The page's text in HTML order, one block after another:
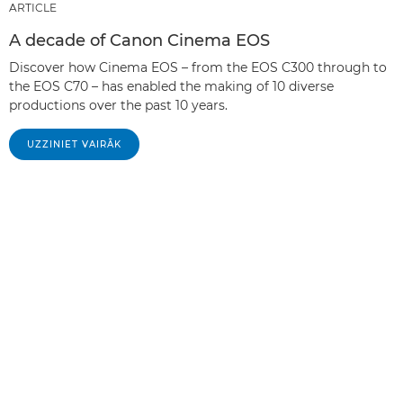
ARTICLE
A decade of Canon Cinema EOS
Discover how Cinema EOS – from the EOS C300 through to
the EOS C70 – has enabled the making of 10 diverse
productions over the past 10 years.
UZZINIET VAIRĀK